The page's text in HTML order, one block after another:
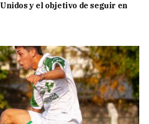
y el objetivo de seguir en